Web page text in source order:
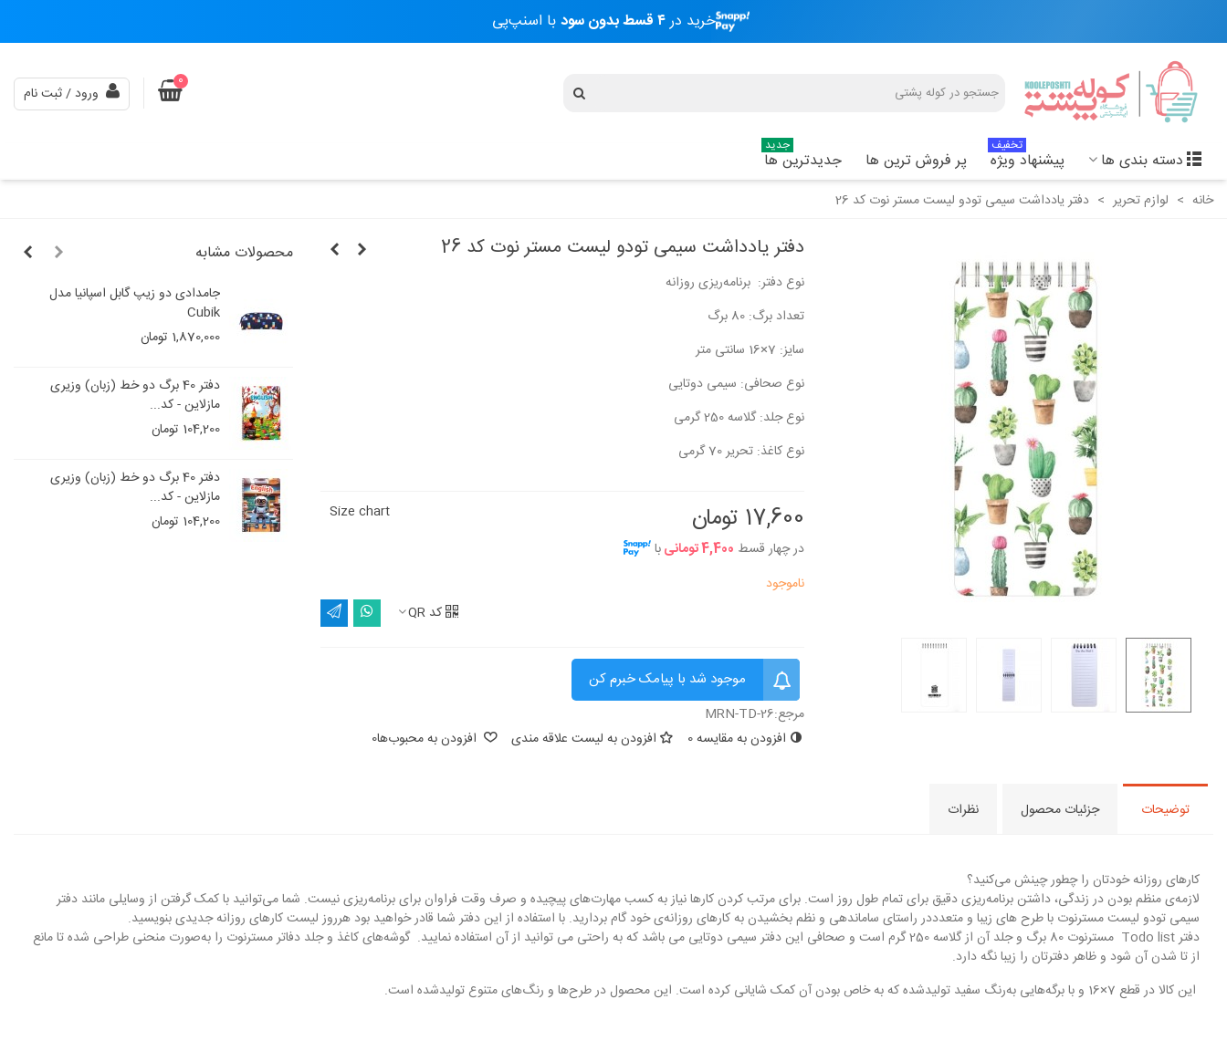
خرید در۴ قسط بدون سود با اسنپ‌پی
0
ورود / ثبت نام
دسته بندی ها پیشنهاد ویژه
تخفیف
پر فروش ترین ها جدیدترین ها
جدید
خانه > لوازم تحریر > دفتر یادداشت سیمی تودو لیست مستر نوت کد 26
دفتر یادداشت سیمی تودو لیست مستر نوت کد 26
نوع دفتر: برنامه‌ریزی روزانه
تعداد برگ: 80 برگ
سایز: 7×16 سانتی متر
نوع صحافی: سیمی دوتایی
نوع جلد: گلاسه 250 گرمی
نوع کاغذ: تحریر 70 گرمی
17,600 تومان
در چهار قسط 4,400 تومانی با
Size chart
ناموجود
کد QR
موجود شد با پیامک خبرم کن
مرجع:MRN-TD-26
افزودن به مقایسه0 افزودن به لیست علاقه مندی افزودن به محبوب‌ها0
محصولات مشابه
جامدادی دو زیپ گابل اسپانیا مدل
Cubik
1,870,000 تومان
دفتر 40 برگ دو خط (زبان) وزیری
مازلاین - کد...
104,200 تومان
دفتر 40 برگ دو خط (زبان) وزیری
مازلاین - کد...
104,200 تومان
توضیحات جزئیات محصول نظرات
کارهای روزانه خودتان را چطور چینش می‌کنید؟
لازمه‌ی منظم بودن در زندگی، داشتن برنامه‌ریزی دقیق برای تمام طول روز است. برای مرتب کردن کارها نیاز به کسب مهارت‌های پیچیده و صرف وقت فراوان برای برنامه‌ریزی نیست. شما می‌توانید با کمک گرفتن از وسایلی مانند دفتر
سیمی تودو لیست مسترنوت با طرح‌ های زیبا و متعدددر راستای ساماندهی و نظم بخشیدن به کارهای روزانه‌ی خود گام بردارید. با استفاده از این دفتر شما قادر خواهید بود هرروز لیست کارهای روزانه جدیدی بنویسید.
دفتر Todo list مسترنوت 80 برگ و جلد آن از گلاسه 250 گرم است و صحافی این دفتر سیمی دوتایی می باشد که به‌ راحتی می توانید از آن استفاده نمایید. گوشه‌های کاغذ و جلد دفاتر مسترنوت را به‌صورت منحنی طراحی شده تا مانع
از تا شدن آن شود و ظاهر دفترتان را زیبا نگه‌ دارد.
این کالا در قطع 7×16 و با برگه‌هایی به‌رنگ سفید تولیدشده که به خاص بودن آن کمک شایانی کرده است. این محصول در طرح‌ها و رنگ‌های متنوع تولیدشده است
.